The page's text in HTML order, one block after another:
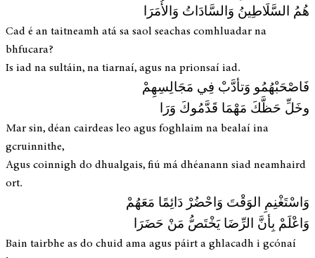
هُمُ السَّلَاطِينُ وَالسَّادَاتُ وَالأُمَرَا
Cad é an taitneamh atá sa saol seachas comhluadar na
bhfucara?
Is iad na sultáin, na tiarnaí, agus na prionsaí iad.
فَاصْحَبْهُمُو وَتأدَّبْ فِي مَجَالِسِهِمْ
وخَلِّ حَظَّكَ مَهْمَا قَدَّمُوكَ وَرَا
Mar sin, déan cairdeas leo agus foghlaim na bealaí ina
gcruinnithe,
Agus coinnigh do dhualgais, fiú má dhéanann siad neamhaird
ort.
وَاسْتَغْنِمِ الوَقْتَ وَاحْضُرْ دَائِمًا مَعَهُمْ
وَاعْلَمْ بِأنَّ الرِّضَا يَخْتَصُّ مَنْ حَضَرَا
Bain tairbhe as do chuid ama agus páirt a ghlacadh i gcónaí